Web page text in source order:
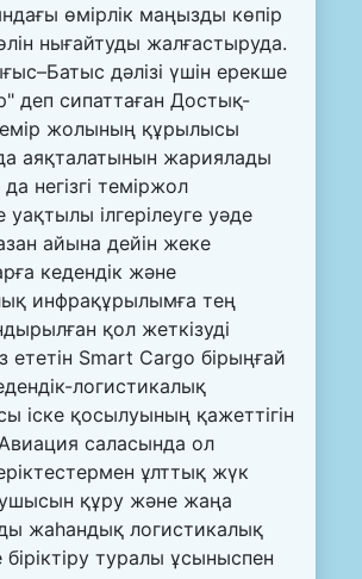
өмірлік маңызды көпір
нығайтуды жалғастыруда.
дәлізі үшін ерекше
деп сипаттаған Достық-
жолының құрылысы
аяқталатынын жариялады
негізгі теміржол
уақтылы ілгерілеуге уәде
айына дейін жеке
кедендік және
инфрақұрылымға тең
қол жеткізуді
ететін Smart Cargo бірыңғай
логистикалық
іске қосылуының қажеттігін
саласында ол
ұлттық жүк
құру және жаңа
жаһандық логистикалық
біріктіру туралы ұсыныспен